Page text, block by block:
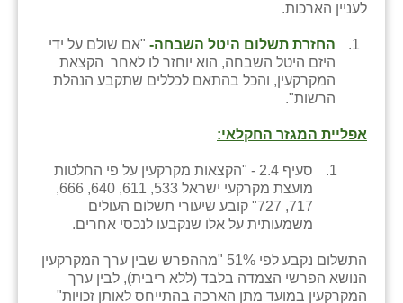
לעניין הארכות.
החזרת תשלום היטל השבחה- "אם שולם על ידי
היזם היטל השבחה, הוא יוחזר לו לאחר הקצאת
המקרקעין, והכל בהתאם לכללים שתקבע הנהלת
הרשות".
אפליית המגזר החקלאי:
סעיף 2.4 - "הקצאות מקרקעין על פי החלטות
מועצת מקרקעי ישראל 533, 611, 640, 666,
717, 727" קובע שיעורי תשלום העולים
משמעותית על אלו שנקבעו לנכסי אחרים.
התשלום נקבע לפי 51% "מההפרש שבין ערך המקרקעין
הנושא הפרשי הצמדה בלבד (ללא ריבית), לבין ערך
המקרקעין במועד מתן הארכה בהתייחס לאותן זכויות"
שבי ציון
שדה ורבורג
שדה צבי
שדמה